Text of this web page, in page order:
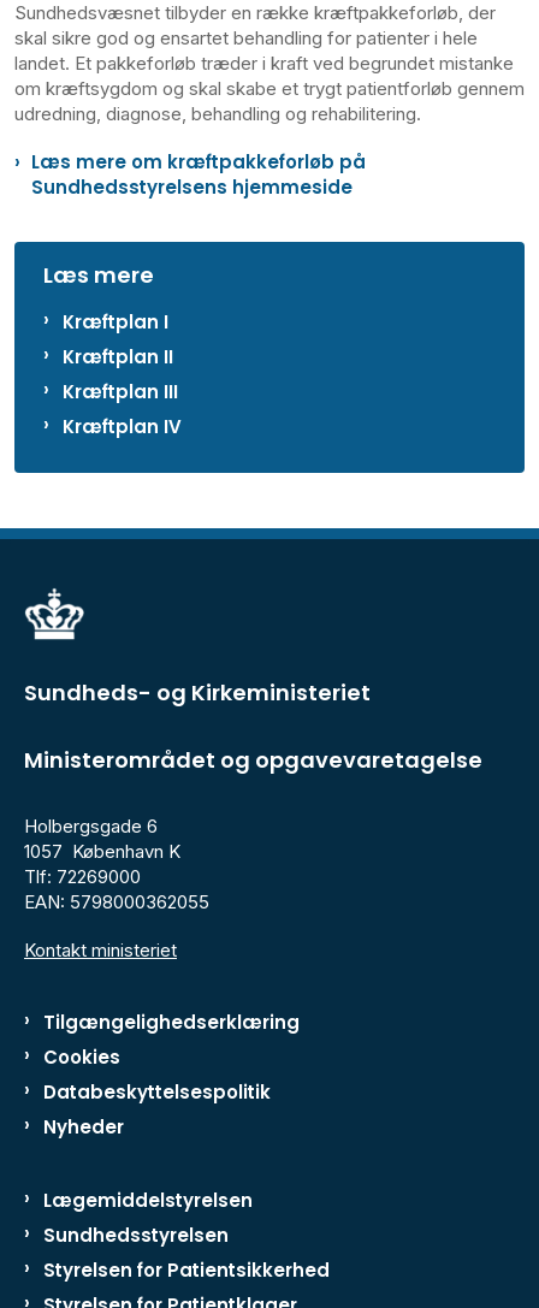
Sundhedsvæsnet tilbyder en række kræftpakkeforløb, der
skal sikre god og ensartet behandling for patienter i hele
landet. Et pakkeforløb træder i kraft ved begrundet mistanke
om kræftsygdom og skal skabe et trygt patientforløb gennem
udredning, diagnose, behandling og rehabilitering.
Læs mere om kræftpakkeforløb på
Sundhedsstyrelsens hjemmeside
Læs mere
Kræftplan I
Kræftplan II
Kræftplan III
Kræftplan IV
Sundheds- og Kirkeministeriet
Ministerområdet og opgavevaretagelse
Holbergsgade 6
1057 København K
Tlf: 72269000
EAN: 5798000362055
Kontakt ministeriet
Tilgængelighedserklæring
Cookies
Databeskyttelsespolitik
Nyheder
Lægemiddelstyrelsen
Sundhedsstyrelsen
Styrelsen for Patientsikkerhed